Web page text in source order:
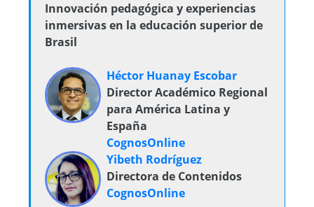
Innovación pedagógica y experiencias
inmersivas en la educación superior de
Brasil
Héctor Huanay Escobar
Director Académico Regional
para América Latina y
España
CognosOnline
Yibeth Rodríguez
Directora de Contenidos
CognosOnline